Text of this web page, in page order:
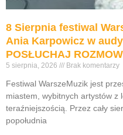
8 Sierpnia festiwal
Ania Karpowicz w
POSŁUCHAJ
5 sierpnia, 2026 Brak komentarzy
Festiwal WarszeMuzik jest
miastem, wybitnych artystów z
teraźniejszością. Przez cały
popołudnia